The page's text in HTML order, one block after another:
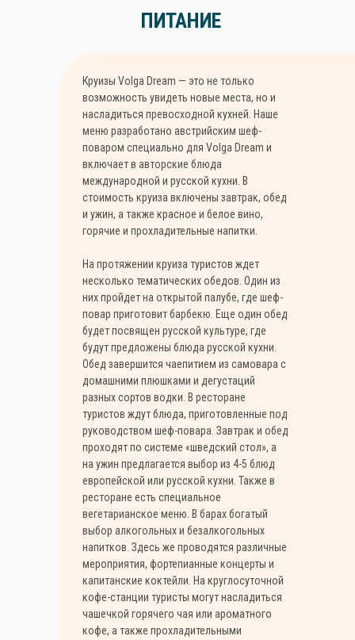
Круизы Volga Dream — это не только
возможность увидеть новые места, но и
насладиться превосходной кухней. Наше
меню разработано австрийским шеф-
поваром специально для Volga Dream и
включает в авторские блюда
международной и русской кухни. В
стоимость круиза включены завтрак, обед
и ужин, а также красное и белое вино,
горячие и прохладительные напитки.
На протяжении круиза туристов ждет
несколько тематических обедов. Один из
них пройдет на открытой палубе, где шеф-
повар приготовит барбекю. Еще один обед
будет посвящен русской культуре, где
будут предложены блюда русской кухни.
Обед завершится чаепитием из самовара с
домашними плюшками и дегустаций
разных сортов водки. В ресторане
туристов ждут блюда, приготовленные под
руководством шеф-повара. Завтрак и обед
проходят по системе «шведский стол», а
на ужин предлагается выбор из 4-5 блюд
европейской или русской кухни. Также в
ресторане есть специальное
вегетарианское меню. В барах богатый
выбор алкогольных и безалкогольных
напитков. Здесь же проводятся различные
мероприятия, фортепианные концерты и
капитанские коктейли. На круглосуточной
кофе-станции туристы могут насладиться
чашечкой горячего чая или ароматного
кофе, а также прохладительными
ПИТАНИЕ